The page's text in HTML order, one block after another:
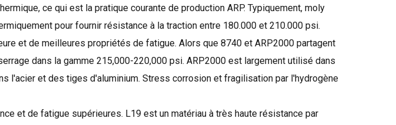
, ce qui est la pratique courante de production ARP. Typiquement, moly
pour fournir résistance à la traction entre 180.000 et 210.000 psi.
et de meilleures propriétés de fatigue. Alors que 8740 et ARP2000 partagent
dans la gamme 215,000-220,000 psi. ARP2000 est largement utilisé dans
l'acier et des tiges d'aluminium. Stress corrosion et fragilisation par l'hydrogène
et de fatigue supérieures. L19 est un matériau à très haute résistance par